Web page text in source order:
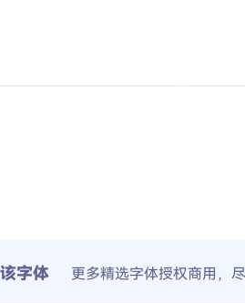
字体 更多精选字体授权商用，